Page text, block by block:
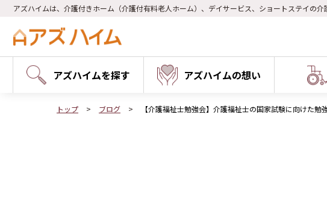
アズハイムは、介護付きホーム（介護付有料老人ホーム）、デイサービス、ショートステイの
アズハイムを探す アズハイムの想い
トップ ブログ 【介護福祉士勉強会】介護福祉士の国家試験に向けた勉